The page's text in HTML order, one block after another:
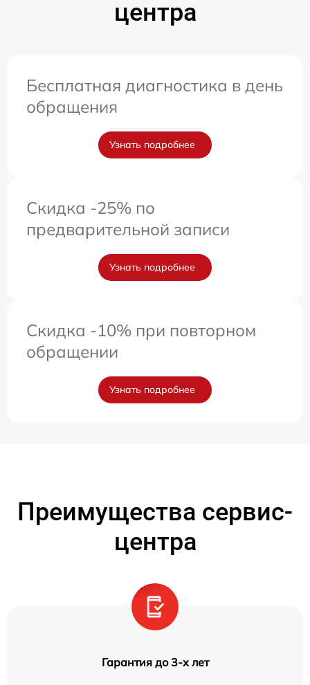
центра
Бесплатная диагностика в день
обращения
Узнать подробнее
Скидка -25% по
предварительной записи
Узнать подробнее
Скидка -10% при повторном
обращении
Узнать подробнее
Преимущества сервис-
центра
Гарантия до 3-х лет